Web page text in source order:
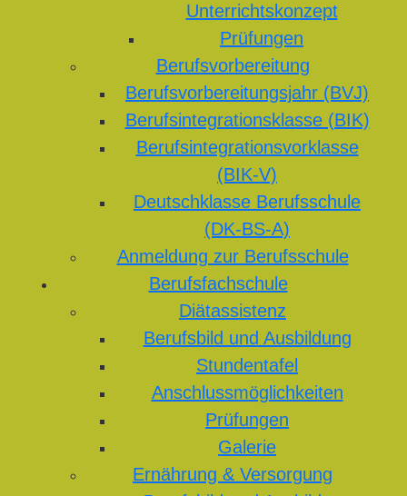
Unterrichtskonzept
Prüfungen
Berufsvorbereitung
Berufsvorbereitungsjahr (BVJ)
Berufsintegrationsklasse (BIK)
Berufsintegrationsvorklasse
(BIK-V)
Deutschklasse Berufsschule
(DK-BS-A)
Anmeldung zur Berufsschule
Berufsfachschule
Diätassistenz
Berufsbild und Ausbildung
Stundentafel
Anschlussmöglichkeiten
Prüfungen
Galerie
Ernährung & Versorgung